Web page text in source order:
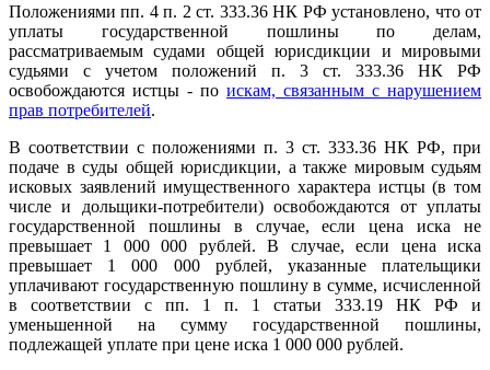
Положениями пп. 4 п. 2 ст. 333.36 НК РФ установлено, что от
уплаты государственной пошлины по делам,
рассматриваемым судами общей юрисдикции и мировыми
судьями с учетом положений п. 3 ст. 333.36 НК РФ
освобождаются истцы - по искам, связанным с нарушением
прав потребителей.
В соответствии с положениями п. 3 ст. 333.36 НК РФ, при
подаче в суды общей юрисдикции, а также мировым судьям
исковых заявлений имущественного характера истцы (в том
числе и дольщики-потребители) освобождаются от уплаты
государственной пошлины в случае, если цена иска не
превышает 1 000 000 рублей. В случае, если цена иска
превышает 1 000 000 рублей, указанные плательщики
уплачивают государственную пошлину в сумме, исчисленной
в соответствии с пп. 1 п. 1 статьи 333.19 НК РФ и
уменьшенной на сумму государственной пошлины,
подлежащей уплате при цене иска 1 000 000 рублей.